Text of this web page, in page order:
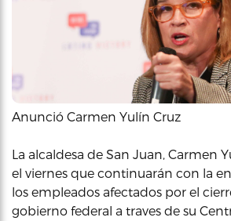
Anunció Carmen Yulín Cruz
La alcaldesa de San Juan, Carmen
el viernes que continuarán con la
los empleados afectados por el
gobierno federal a traves de su